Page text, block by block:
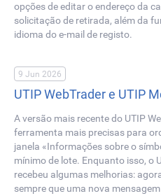
opções de editar o endereço da
solicitação de retirada, além da
idioma do e-mail de registo.
9 Jun 2026
UTIP WebTrader e UTIP
A versão mais recente do UTIP
ferramenta mais precisas para
janela «Informações sobre o
mínimo de lote. Enquanto isso, o
recebeu algumas melhorias:
sempre que uma nova